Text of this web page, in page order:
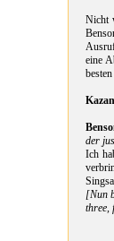
Nicht
eine
der
Ich
[Nun
three,